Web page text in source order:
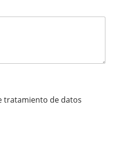
tratamiento de datos